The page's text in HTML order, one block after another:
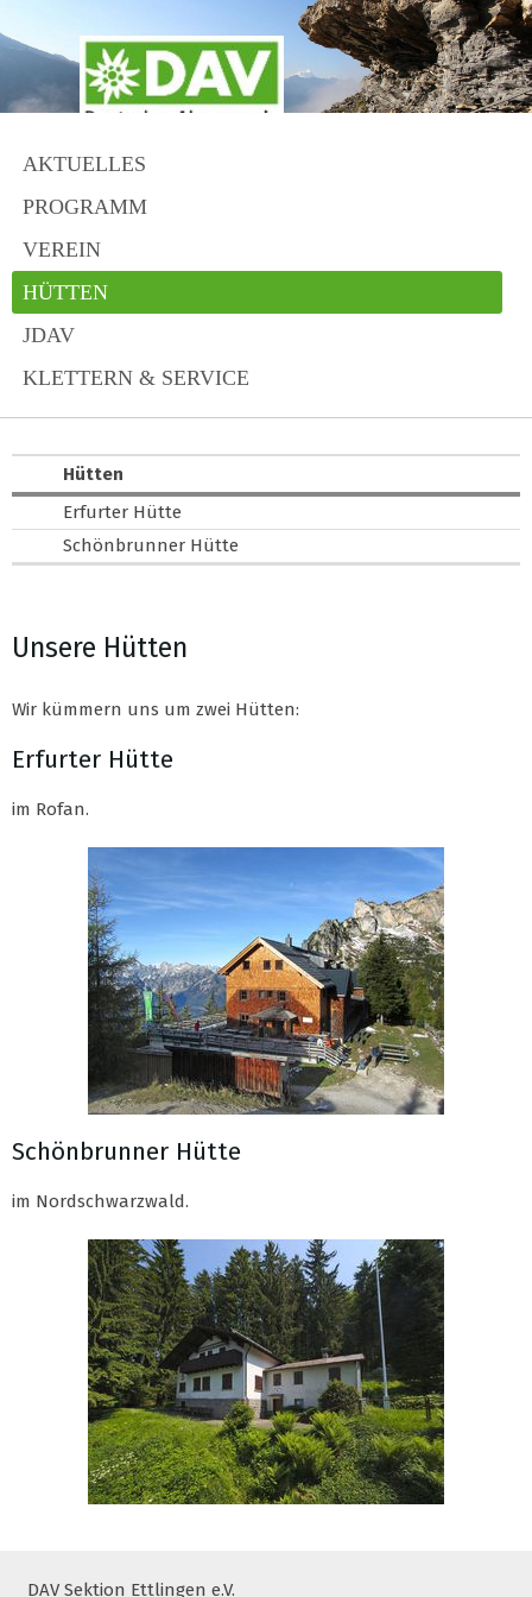
AKTUELLES
PROGRAMM
VEREIN
HÜTTEN
JDAV
KLETTERN & SERVICE
Hütten
Erfurter Hütte
Schönbrunner Hütte
Unsere Hütten
Wir kümmern uns um zwei Hütten:
Erfurter Hütte
im Rofan.
Schönbrunner Hütte
im Nordschwarzwald.
DAV Sektion Ettlingen e.V.